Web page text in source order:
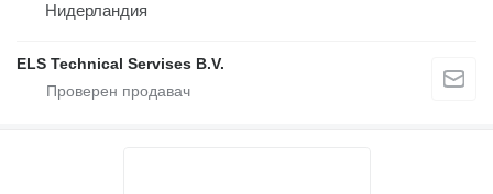
Нидерландия
ELS Technical Servises B.V.